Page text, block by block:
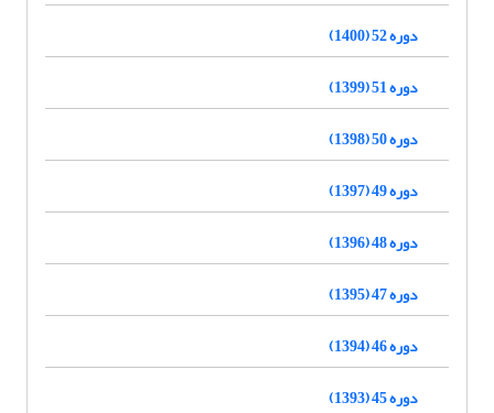
دوره 52 (1400)
دوره 51 (1399)
دوره 50 (1398)
دوره 49 (1397)
دوره 48 (1396)
دوره 47 (1395)
دوره 46 (1394)
دوره 45 (1393)